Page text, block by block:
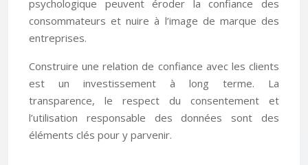
psychologique peuvent éroder la confiance des
consommateurs et nuire à l’image de marque des
entreprises.
Construire une relation de confiance avec les clients
est un investissement à long terme. La
transparence, le respect du consentement et
l’utilisation responsable des données sont des
éléments clés pour y parvenir.